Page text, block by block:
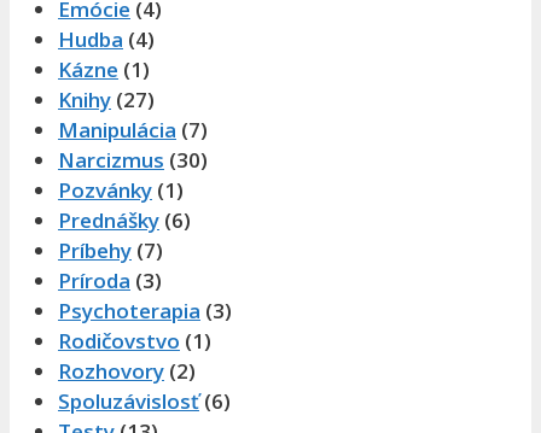
Emócie (4)
Hudba (4)
Kázne (1)
Knihy (27)
Manipulácia (7)
Narcizmus (30)
Pozvánky (1)
Prednášky (6)
Príbehy (7)
Príroda (3)
Psychoterapia (3)
Rodičovstvo (1)
Rozhovory (2)
Spoluzávislosť(6)